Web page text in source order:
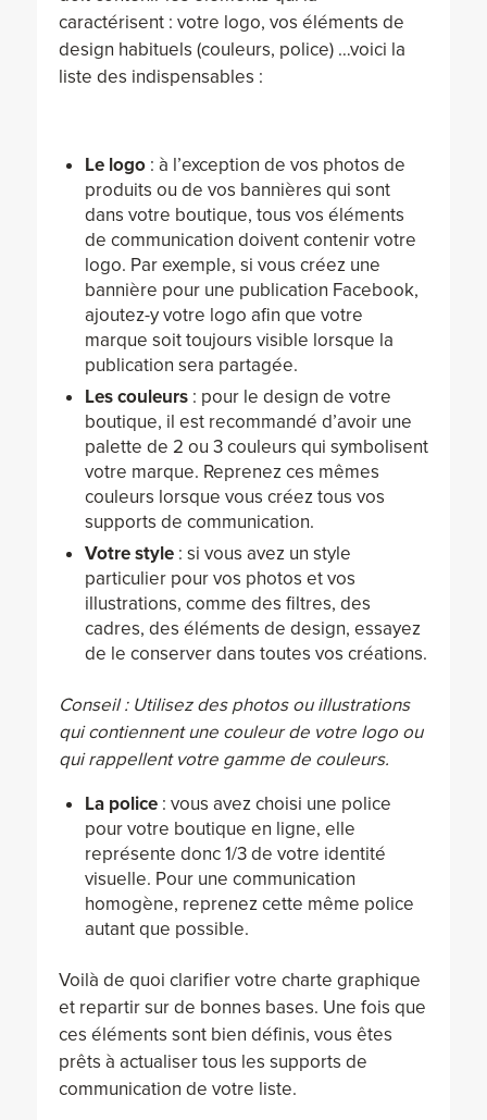
caractérisent : votre logo, vos éléments de
design habituels (couleurs, police) …voici la
liste des indispensables :
Le logo: à l’exception de vos photos de
produits ou de vos bannières qui sont
dans votre boutique, tous vos éléments
de communication doivent contenir votre
logo. Par exemple, si vous créez une
bannière pour une publication Facebook,
ajoutez-y votre logo afin que votre
marque soit toujours visible lorsque la
publication sera partagée.
Les couleurs : pour le design de votre
boutique, il est recommandé d’avoir une
palette de 2 ou 3 couleurs qui symbolisent
votre marque. Reprenez ces mêmes
couleurs lorsque vous créez tous vos
supports de communication.
Votre style: si vous avez un style
particulier pour vos photos et vos
illustrations, comme des filtres, des
cadres, des éléments de design, essayez
de le conserver dans toutes vos créations.
Conseil : Utilisez des photos ou illustrations
qui contiennent une couleur de votre logo ou
qui rappellent votre gamme de couleurs.
La police : vous avez choisi une police
pour votre boutique en ligne, elle
représente donc 1/3 de votre identité
visuelle. Pour une communication
homogène, reprenez cette même police
autant que possible.
Voilà de quoi clarifier votre charte graphique
et repartir sur de bonnes bases. Une fois que
ces éléments sont bien définis, vous êtes
prêts à actualiser tous les supports de
communication de votre liste.